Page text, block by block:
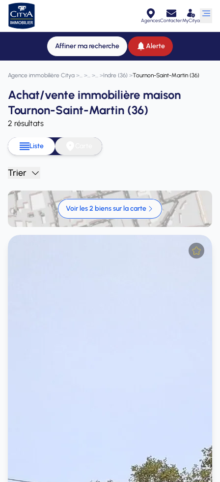
AgencesContacterMyCitya
Affiner ma recherche Alerte
Agence immobilière Citya > > > >Indre (36) >Tournon-Saint-Martin (36)
Achat/vente immobilière maison
Tournon-Saint-Martin (36)
2 résultats
Liste
Trier
Voir les 2 biens sur la carte